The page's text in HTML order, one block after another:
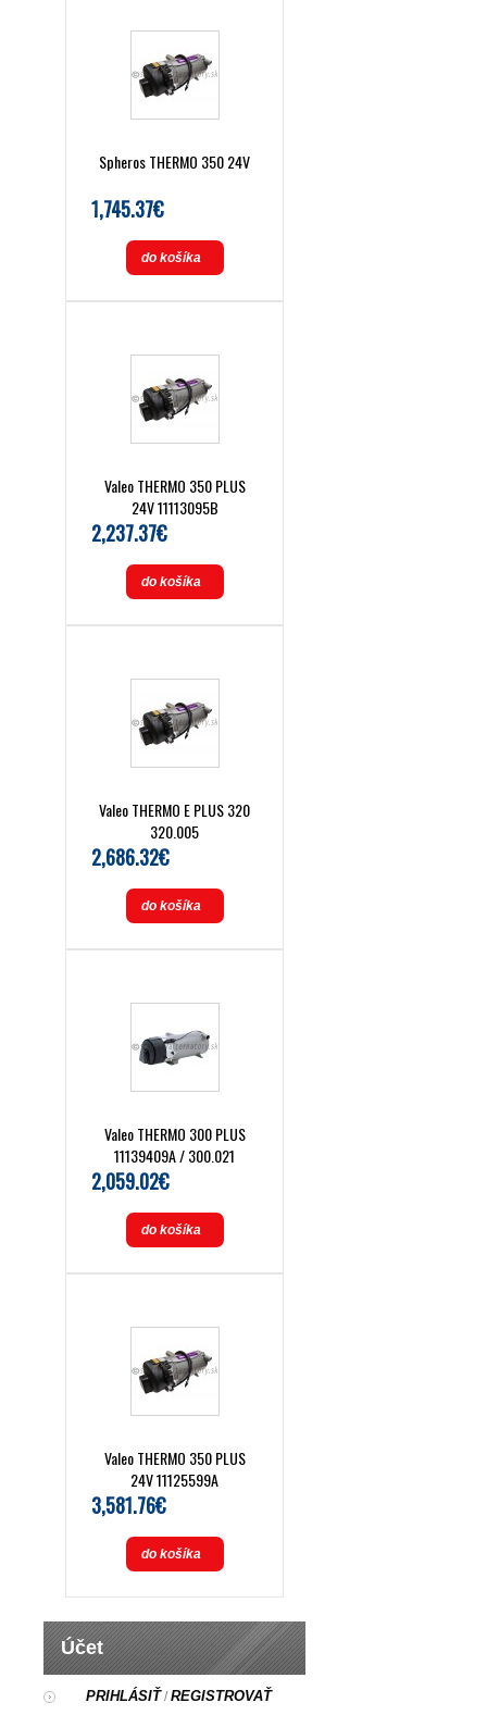
Spheros THERMO 350 24V
1,745.37€
do košíka
Valeo THERMO 350 PLUS
24V 11113095B
2,237.37€
do košíka
Valeo THERMO E PLUS 320
320.005
2,686.32€
do košíka
Valeo THERMO 300 PLUS
11139409A / 300.021
2,059.02€
do košíka
Valeo THERMO 350 PLUS
24V 11125599A
3,581.76€
do košíka
Účet
PRIHLÁSIŤ/REGISTROVAŤ